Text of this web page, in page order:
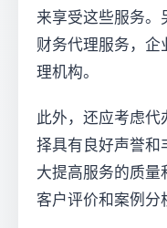
来享受这些服务。
财务代理服务，企
理机构。
此外，还应考虑
择具有良好声誉和
大提高服务的质量
客户评价和案例分